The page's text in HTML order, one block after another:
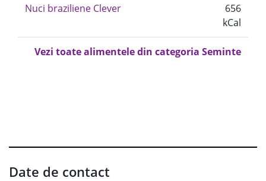
Nuci braziliene Clever
656
kCal
Vezi toate alimentele din categoria Seminte
Date de contact